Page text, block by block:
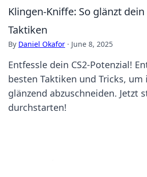
Klingen-Kniffe: So glänzt
Taktiken
By Daniel Okafor · June 8, 2025
Entfessle dein CS2-Potenzial!
besten Taktiken und Tricks, um
glänzend abzuschneiden. Jetzt
durchstarten!